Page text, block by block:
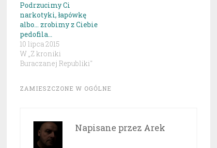
Podrzucimy Ci
narkotyki, łapówkę
albo… zrobimy z Ciebie
pedofila…
10 lipca 2015
W „Z kroniki
Buraczanej Republiki"
ZAMIESZCZONE W OGÓLNE
Napisane przez Arek